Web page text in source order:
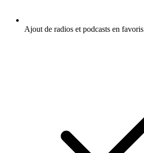
Ajout de radios et podcasts en favoris